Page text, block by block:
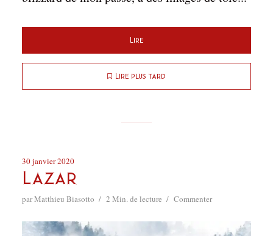
Lire
Lire plus tard
30 janvier 2020
Lazar
parMatthieu Biasotto 2 Min. de lecture Commenter